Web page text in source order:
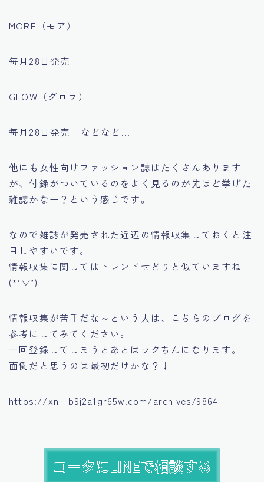
MORE（モア）
毎月28日発売
GLOW（グロウ）
毎月28日発売 などなど…
他にも女性向けファッション誌はたくさんあります
が、付録がついているのをよく見るのが先ほど挙げた
雑誌かなー？という感じです。
なので雑誌が発売された近辺の情報収集しておくと注
目しやすいです。
情報収集に関してはトレンドせどりと似ていますね
(*’▽’)
情報収集が苦手だな～という人は、こちらのブログを
参考にしてみてください。
一回登録してしまうとあとはラクちんになります。
面倒だと思うのは最初だけかな？↓
https://xn--b9j2a1gr65w.com/archives/9864